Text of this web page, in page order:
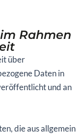
Rahmen
über
Daten in
und an
die aus allgemein